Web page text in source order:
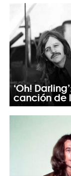
‘Oh!
canción de